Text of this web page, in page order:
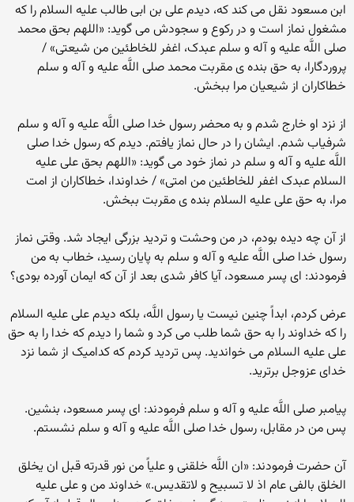
ابن‏ مسعود نقل مى ‏کند که، دیدم على بن ابى‏ طالب علیه ‏السلام را که
مشغول نماز است و در رکوع و سجودش مى‏ گوید: «اللهم بحق محمد
صلى اللَّه علیه و آله و سلم عبدک، اغفر للخاطئین من شیعتى» /
پروردگارا، به حق بنده‏ ى مقربت محمد صلى اللَّه علیه و آله و سلم
خطاکاران از شیعیان مرا ببخش.
از نزد او خارج شدم و به محضر رسول خدا صلى اللَّه علیه و آله و سلم
شرفیاب شدم. ایشان را در حال نماز یافتم. دیدم که رسول خدا صلى
اللَّه علیه و آله و سلم در نماز خود مى‏ گوید: «اللهم بحق على علیه
‏السلام عبدک اغفر للخاطئین من امتى» / خداوندا، خطاکاران از امت
مرا، به حق على علیه ‏السلام بنده‏ ى مقربت ببخش.
از آن چه دیده بودم، در من وحشت و تردید بزرگى ایجاد شد. وقتى نماز
رسول خدا صلى اللَّه علیه و آله و سلم به پایان رسید، خطاب به من
فرمودند: اى پسر مسعود، آیا کافر شدى بعد از آن که ایمان آورده بودى؟
عرض کردم، ابداً چنین نیست یا رسول‏ اللَّه، بلکه دیدم على علیه‏ السلام
را که خداوند را به حق شما طلب مى‏ کرد و شما را دیدم که خدا را به حق
على علیه‏ السلام مى‏ خواندید. پس تردید کردم که کدامیک از شما نزد
خداى عزوجل برترید.
پیامبر صلى اللَّه علیه و آله و سلم فرمودند: اى پسر مسعود، بنشین.
پس من در مقابل، رسول خدا صلى اللَّه علیه و آله و سلم نشستم.
آن حضرت فرمودند: «ان اللَّه خلقنى و علیاً من نور قدرته قبل ان یخلق
الخلق بالفى عام اذ لا تسبیح و لاتقدیس.» خداوند من و على علیه